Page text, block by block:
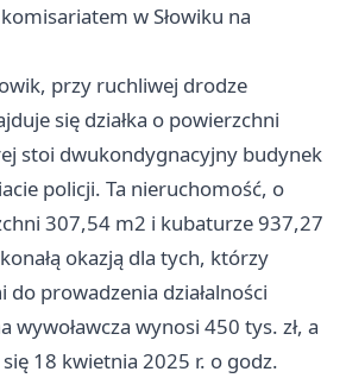
w Słowiku na
przy ruchliwej drodze
się działka o powierzchni
stoi dwukondygnacyjny budynek
policji. Ta nieruchomość, o
307,54 m2 i kubaturze 937,27
okazją dla tych, którzy
do prowadzenia działalności
wywoławcza wynosi 450 tys. zł, a
18 kwietnia 2025 r. o godz.